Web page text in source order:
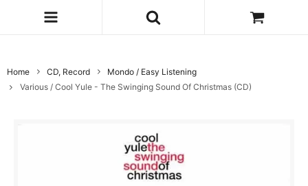
Home CD, Record
Mondo / Easy Listening
Various / Cool Yule - The Swinging Sound Of Christmas (CD)